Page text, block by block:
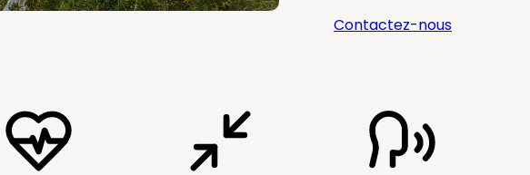
Contactez-nous